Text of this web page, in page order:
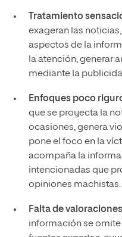
Tratamiento
exageran las
aspectos de la
la atención, generar
mediante la
Enfoques poco
que se proyecta la
ocasiones, genera
pone el foco en la
acompaña la
intencionadas que
opiniones machistas.
Falta de
información se